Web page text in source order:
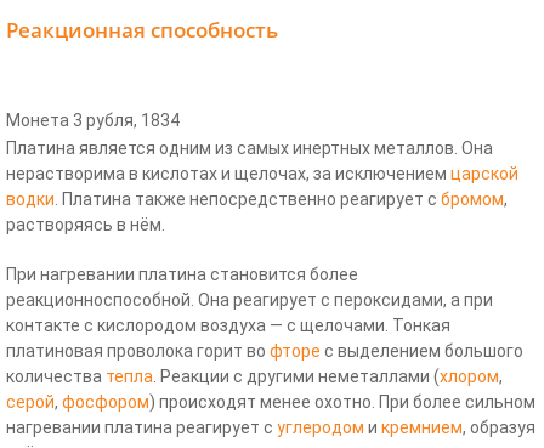
Реакционная способность
Монета 3 рубля, 1834
Платина является одним из самых инертных металлов. Она
нерастворима в кислотах и щелочах, за исключением царской
водки . Платина также непосредственно реагирует с бромом,
растворяясь в нём.
При нагревании платина становится более
реакционноспособной. Она реагирует с пероксидами, а при
контакте с кислородом воздуха — с щелочами. Тонкая
платиновая проволока горит во фторе с выделением большого
количества тепла . Реакции с другими неметаллами (хлором,
серой, фосфором) происходят менее охотно. При более сильном
нагревании платина реагирует с углеродом и кремнием, образуя